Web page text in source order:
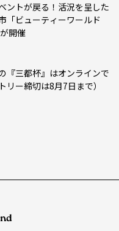
ントが戻る！活況を呈した
「ビューティーワールド
開催
『三都杯』はオンラインで
リー締切は8月7日まで）